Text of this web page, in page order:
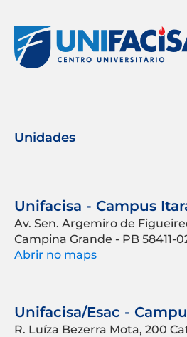
Unidades
Unifacisa - Campus
Av. Sen. Argemiro de
Campina Grande - PB 58411-
Abrir no maps
Unifacisa/Esac -
R. Luíza Bezerra Mota, 200